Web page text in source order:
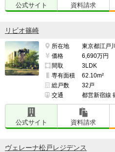
公式サイト 資料請求
リビオ篠崎
所在地
東京都江戸
価格
6,690万円
間取
3LDK
専有面積
62.10m²
総戸数
32戸
交通
都営新宿線
公式サイト 資料請求
ヴェレーナ松戸レジデンス